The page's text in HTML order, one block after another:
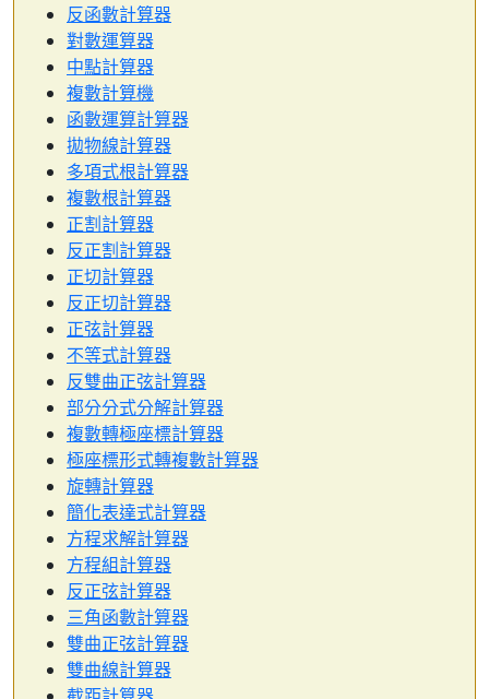
反函數計算器
對數運算器
中點計算器
複數計算機
函數運算計算器
拋物線計算器
多項式根計算器
複數根計算器
正割計算器
反正割計算器
正切計算器
反正切計算器
正弦計算器
不等式計算器
反雙曲正弦計算器
部分分式分解計算器
複數轉極座標計算器
極座標形式轉複數計算器
旋轉計算器
簡化表達式計算器
方程求解計算器
方程組計算器
反正弦計算器
三角函數計算器
雙曲正弦計算器
雙曲線計算器